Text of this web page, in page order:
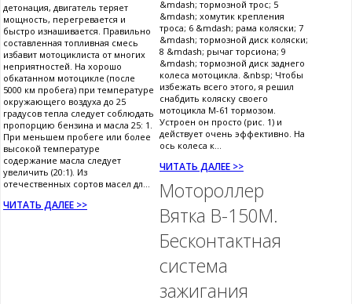
детонация, двигатель теряет
мощность, перегревается и
быстро изнашивается. Правильно
составленная топливная смесь
избавит мотоциклиста от многих
неприятностей. На хорошо
обкатанном мотоцикле (после
5000 км пробега) при температуре
окружающего воздуха до 25
градусов тепла следует соблюдать
пропорцию бензина и масла 25: 1.
При меньшем пробеге или более
высокой температуре
содержание масла следует
увеличить (20:1). Из
отечественных сортов масел дл...
ЧИТАТЬ ДАЛЕЕ >>
&mdash; тормозной трос; 5
&mdash; хомутик крепления
троса; 6 &mdash; рама коляски; 7
&mdash; тормозной диск коляски;
8 &mdash; рычаг торсиона; 9
&mdash; тормозной диск заднего
колеса мотоцикла. &nbsp; Чтобы
избежать всего этого, я решил
снабдить коляску своего
мотоцикла М-61 тормозом.
Устроен он просто (рис. 1) и
действует очень эффективно. На
ось колеса к...
ЧИТАТЬ ДАЛЕЕ >>
Мотороллер
Вятка В-150М.
Бесконтактная
система
зажигания